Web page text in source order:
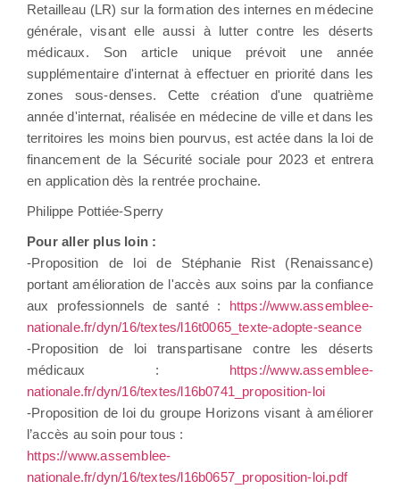
Retailleau (LR) sur la formation des internes en médecine
générale, visant elle aussi à lutter contre les déserts
médicaux. Son article unique prévoit une année
supplémentaire d'internat à effectuer en priorité dans les
zones sous-denses. Cette création d'une quatrième
année d'internat, réalisée en médecine de ville et dans les
territoires les moins bien pourvus, est actée dans la loi de
financement de la Sécurité sociale pour 2023 et entrera
en application dès la rentrée prochaine.
Philippe Pottiée-Sperry
Pour aller plus loin :
-Proposition de loi de Stéphanie Rist (Renaissance)
portant amélioration de l'accès aux soins par la confiance
aux professionnels de santé : https://www.assemblee-
nationale.fr/dyn/16/textes/l16t0065_texte-adopte-seance
-Proposition de loi transpartisane contre les déserts
médicaux : https://www.assemblee-
nationale.fr/dyn/16/textes/l16b0741_proposition-loi
-Proposition de loi du groupe Horizons visant à améliorer
l’accès au soin pour tous :
https://www.assemblee-
nationale.fr/dyn/16/textes/l16b0657_proposition-loi.pdf